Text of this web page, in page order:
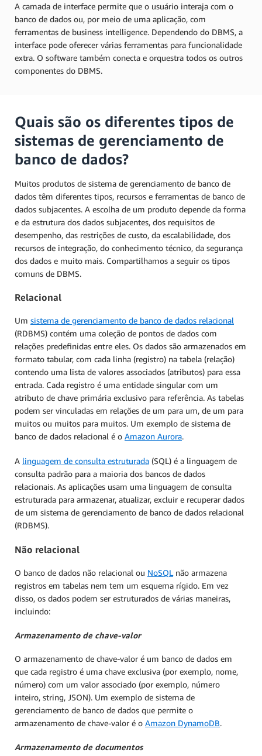
A camada de interface permite que o usuário interaja com o
banco de dados ou, por meio de uma aplicação, com
ferramentas de business intelligence. Dependendo do DBMS, a
interface pode oferecer várias ferramentas para funcionalidade
extra. O software também conecta e orquestra todos os outros
componentes do DBMS.
Quais são os diferentes tipos de
sistemas de gerenciamento de
banco de dados?
Muitos produtos de sistema de gerenciamento de banco de
dados têm diferentes tipos, recursos e ferramentas de banco de
dados subjacentes. A escolha de um produto depende da forma
e da estrutura dos dados subjacentes, dos requisitos de
desempenho, das restrições de custo, da escalabilidade, dos
recursos de integração, do conhecimento técnico, da segurança
dos dados e muito mais. Compartilhamos a seguir os tipos
comuns de DBMS.
Relacional
Um sistema de gerenciamento de banco de dados relacional
(RDBMS) contém uma coleção de pontos de dados com
relações predefinidas entre eles. Os dados são armazenados em
formato tabular, com cada linha (registro) na tabela (relação)
contendo uma lista de valores associados (atributos) para essa
entrada. Cada registro é uma entidade singular com um
atributo de chave primária exclusivo para referência. As tabelas
podem ser vinculadas em relações de um para um, de um para
muitos ou muitos para muitos. Um exemplo de sistema de
banco de dados relacional é o Amazon Aurora.
A linguagem de consulta estruturada (SQL) é a linguagem de
consulta padrão para a maioria dos bancos de dados
relacionais. As aplicações usam uma linguagem de consulta
estruturada para armazenar, atualizar, excluir e recuperar dados
de um sistema de gerenciamento de banco de dados relacional
(RDBMS).
Não relacional
O banco de dados não relacional ou NoSQL não armazena
registros em tabelas nem tem um esquema rígido. Em vez
disso, os dados podem ser estruturados de várias maneiras,
incluindo:
Armazenamento de chave-valor
O armazenamento de chave-valor é um banco de dados em
que cada registro é uma chave exclusiva (por exemplo, nome,
número) com um valor associado (por exemplo, número
inteiro, string, JSON). Um exemplo de sistema de
gerenciamento de banco de dados que permite o
armazenamento de chave-valor é o Amazon DynamoDB.
Armazenamento de documentos